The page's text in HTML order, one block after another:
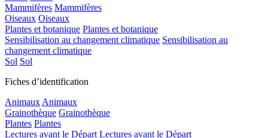
Mammifères Mammifères
Oiseaux Oiseaux
Plantes et botanique Plantes et botanique
Sensibilisation au changement climatique Sensibilisation au
changement climatique
Sol Sol
Fiches d’identification
Animaux Animaux
Grainothèque Grainothèque
Plantes Plantes
Lectures avant le Départ Lectures avant le Départ